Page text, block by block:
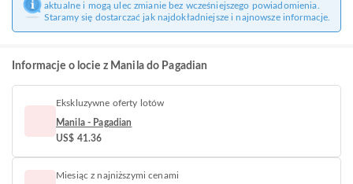
aktualne i mogą ulec zmianie bez wcześniejszego powiadomienia.
Staramy się dostarczać jak najdokładniejsze i najnowsze informacje.
Informacje o locie z Manila do Pagadian
Ekskluzywne oferty lotów
Manila - Pagadian
US$ 41.36
Miesiąc z najniższymi cenami